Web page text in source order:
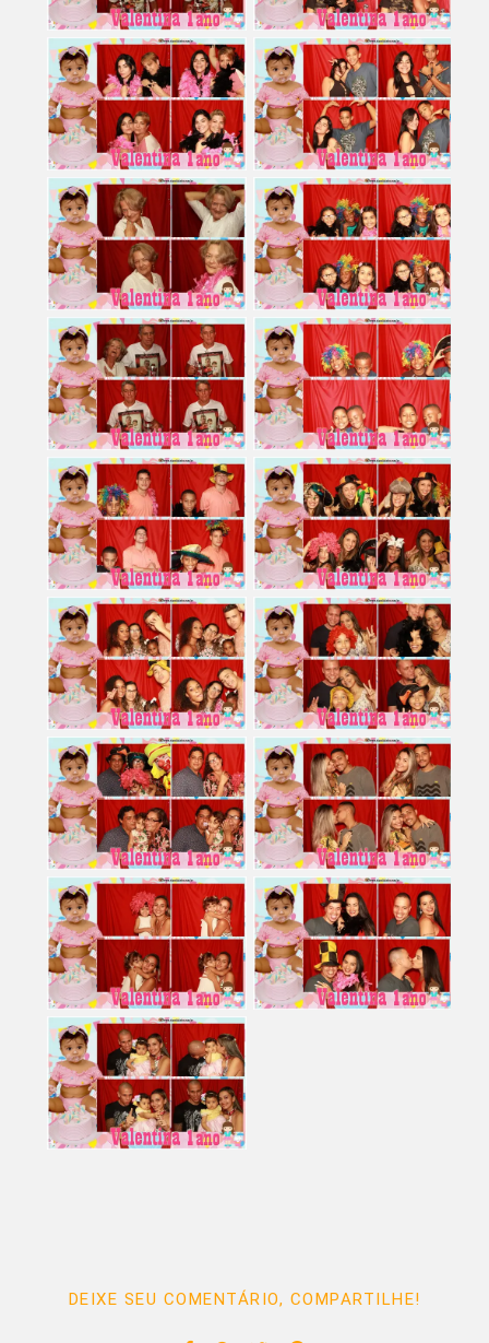
DEIXE SEU COMENTÁRIO, COMPARTILHE!